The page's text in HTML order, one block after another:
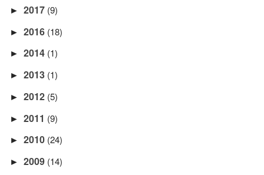
► 2017 (9)
► 2016 (18)
► 2014 (1)
► 2013 (1)
► 2012 (5)
► 2011 (9)
► 2010 (24)
► 2009 (14)